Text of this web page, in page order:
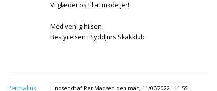
Vi glæder os til at møde jer!
Med venlig hilsen
Bestyrelsen i Syddjurs Skakklub
Permalink Indsendt af Per Madsen den man, 11/07/2022 - 11:55